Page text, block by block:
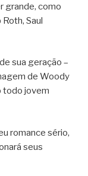
grande, como
Saul
sua geração –
de Woody
todo jovem
romance sério,
seus